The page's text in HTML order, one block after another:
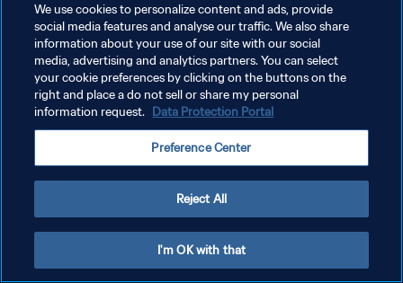
PRIVACY POLICY
TERMINI DI SERVIZIO
GESTISCI LE TUE PREFERENZE PER I COOKIES
We use cookies to personalize content and ads, provide
social media features and analyse our traffic. We also share
information about your use of our site with our social
media, advertising and analytics partners. You can select
your cookie preferences by clicking on the buttons on the
right and place a do not sell or share my personal
information request. Data Protection Portal
Preference Center
Reject All
I'm OK with that